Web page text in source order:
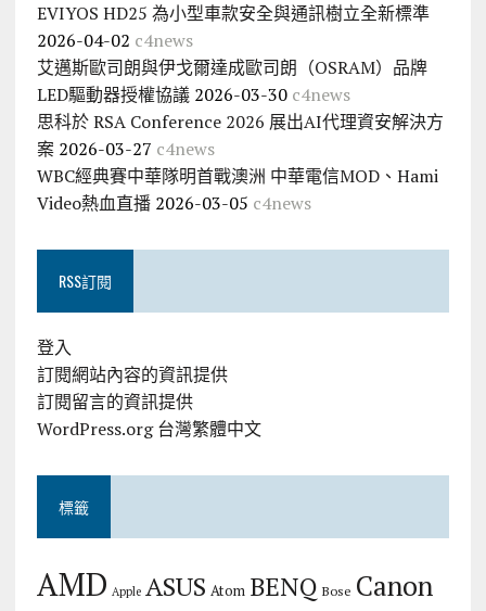
EVIYOS HD25 為小型車款安全與通訊樹立全新標準
2026-04-02 c4news
艾邁斯歐司朗與伊戈爾達成歐司朗（OSRAM）品牌
LED驅動器授權協議 2026-03-30 c4news
思科於 RSA Conference 2026 展出AI代理資安解決方
案 2026-03-27 c4news
WBC經典賽中華隊明首戰澳洲 中華電信MOD、Hami
Video熱血直播 2026-03-05 c4news
RSS訂閱
登入
訂閱網站內容的資訊提供
訂閱留言的資訊提供
WordPress.org 台灣繁體中文
標籤
AMD Apple ASUS Atom BENQ Bose Canon